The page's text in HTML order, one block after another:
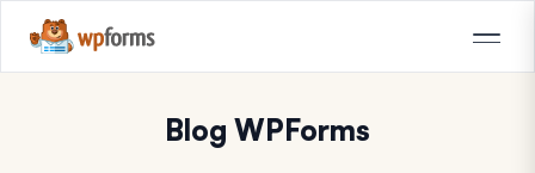
Blog WPForms